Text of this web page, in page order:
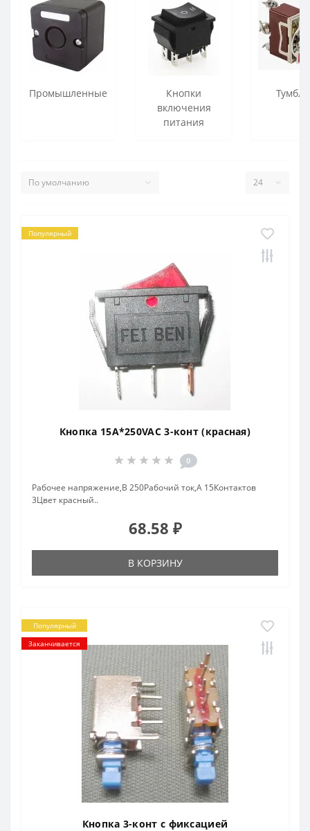
Промышленные
Кнопки
включения
питания
Популярный
Кнопка 15A*250VAC 3-конт (красная)
0
Рабочее напряжение,В 250Рабочий ток,А 15Контактов
3Цвет красный..
68.58 ₽
В КОРЗИНУ
Популярный
Заканчивается
Кнопка 3-конт с фиксацией